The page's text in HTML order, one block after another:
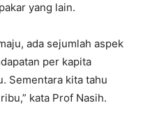
yang lain.
ada sejumlah aspek
per kapita
Sementara kita tahu
kata Prof Nasih.